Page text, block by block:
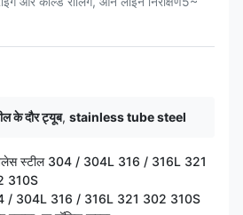
के दौर ट्यूब, stainless tube steel
स्टील 304 / 304L 316 / 316L 321
310S
/ 304L 316 / 316L 321 302 310S